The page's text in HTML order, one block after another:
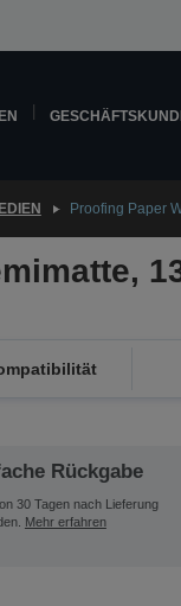
Proofing Paper
Rückgabe
30 Tagen nach Lieferung
Mehr erfahren